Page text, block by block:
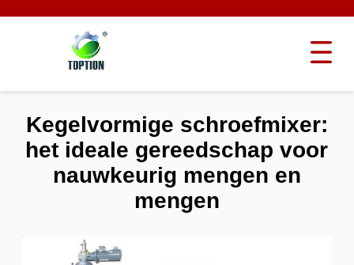
Kegelvormige schroefmixer:
het ideale gereedschap voor
nauwkeurig mengen en
mengen